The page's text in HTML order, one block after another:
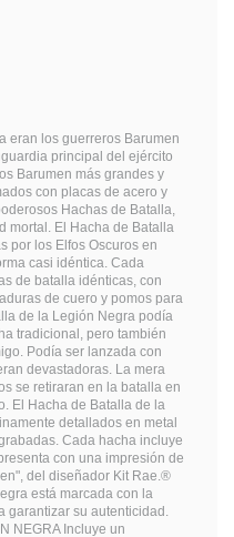
eran los guerreros Barumen
principal del ejército
Barumen más grandes y
con placas de acero y
Hachas de Batalla,
mortal. El Hacha de Batalla
por los Elfos Oscuros en
casi idéntica. Cada
de batalla idénticas, con
de cuero y pomos para
de la Legión Negra podía
tradicional, pero también
Podía ser lanzada con
devastadoras. La mera
se retiraran en la batalla en
El Hacha de Batalla de la
detallados en metal
Cada hacha incluye
con una impresión de
del diseñador Kit Rae.®
está marcada con la
garantizar su autenticidad.
NEGRA Incluye un